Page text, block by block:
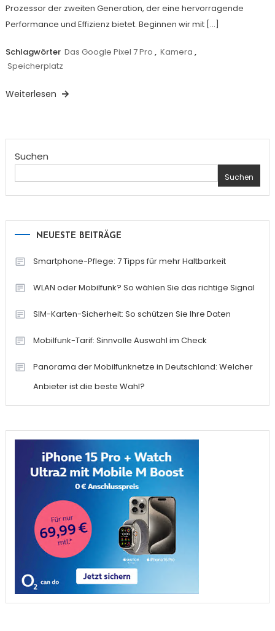
Prozessor der zweiten Generation, der eine hervorragende
Performance und Effizienz bietet. Beginnen wir mit […]
Schlagwörter Das Google Pixel 7 Pro , Kamera ,
Speicherplatz
Weiterlesen
Suchen
Suchen
NEUESTE BEITRÄGE
Smartphone-Pflege: 7 Tipps für mehr Haltbarkeit
WLAN oder Mobilfunk? So wählen Sie das richtige Signal
SIM-Karten-Sicherheit: So schützen Sie Ihre Daten
Mobilfunk-Tarif: Sinnvolle Auswahl im Check
Panorama der Mobilfunknetze in Deutschland: Welcher
Anbieter ist die beste Wahl?